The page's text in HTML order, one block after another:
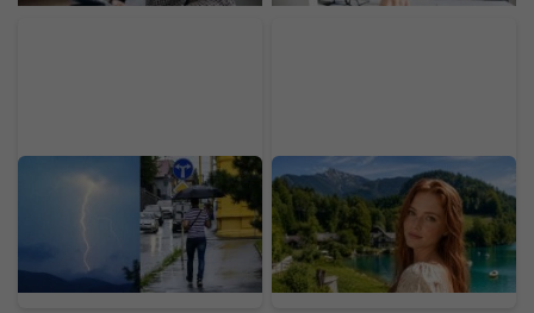
Koniec pekelných
horúčav na Slovensku:
Teploty spadnú aj o viac
ako 10 stupňov,
meteorológovia vydali
varovania
Rakúsko má 400 jazier
na kúpanie, najlepšie
nájdeš „na skok“ od
Bratislavy